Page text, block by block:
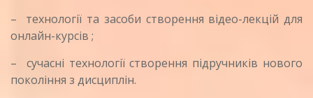
– технології та засоби створення відео-лекцій для
онлайн-курсів ;
– сучасні технології створення підручників нового
покоління з дисциплін.